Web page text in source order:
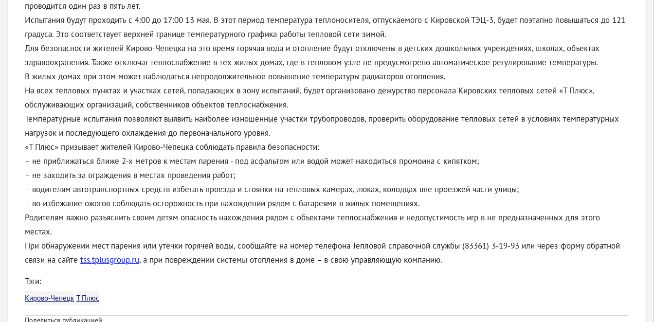
проводится один раз в пять лет.
Испытания будут проходить с 4:00 до 17:00 13 мая. В этот период температура теплоносителя, отпускаемого с Кировской ТЭЦ-3, будет поэтапно повышаться до 121
градуса. Это соответствует верхней границе температурного графика работы тепловой сети зимой.
Для безопасности жителей Кирово-Чепецка на это время горячая вода и отопление будут отключены в детских дошкольных учреждениях, школах, объектах
здравоохранения. Также отключат теплоснабжение в тех жилых домах, где в тепловом узле не предусмотрено автоматическое регулирование температуры.
В жилых домах при этом может наблюдаться непродолжительное повышение температуры радиаторов отопления.
На всех тепловых пунктах и участках сетей, попадающих в зону испытаний, будет организовано дежурство персонала Кировских тепловых сетей «Т Плюс»,
обслуживающих организаций, собственников объектов теплоснабжения.
Температурные испытания позволяют выявить наиболее изношенные участки трубопроводов, проверить оборудование тепловых сетей в условиях температурных
нагрузок и последующего охлаждения до первоначального уровня.
«Т Плюс» призывает жителей Кирово-Чепецка соблюдать правила безопасности:
– не приближаться ближе 2-х метров к местам парения - под асфальтом или водой может находиться промоина с кипятком;
– не заходить за ограждения в местах проведения работ;
– водителям автотранспортных средств избегать проезда и стоянки на тепловых камерах, люках, колодцах вне проезжей части улицы;
– во избежание ожогов соблюдать осторожность при нахождении рядом с батареями в жилых помещениях.
Родителям важно разъяснить своим детям опасность нахождения рядом с объектами теплоснабжения и недопустимость игр в не предназначенных для этого
местах.
При обнаружении мест парения или утечки горячей воды, сообщайте на номер телефона Тепловой справочной службы (83361) 3-19-93 или через форму обратной
связи на сайте tss.tplusgroup.ru, а при повреждении системы отопления в доме – в свою управляющую компанию.
Тэги:
Кирово-Чепецк Т Плюс
Поделиться публикацией